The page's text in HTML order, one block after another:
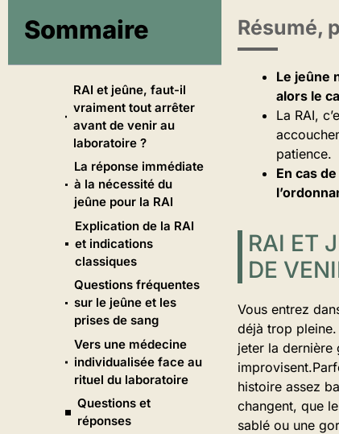
Sommaire
RAI et jeûne, faut-il
vraiment tout arrêter
avant de venir au
laboratoire ?
La réponse immédiate
à la nécessité du
jeûne pour la RAI
Explication de la RAI
et indications
classiques
Questions fréquentes
sur le jeûne et les
prises de sang
Vers une médecine
individualisée face au
rituel du laboratoire
Questions et
réponses
Résumé,
Le jeûne
alors le
La RAI,
patience.
En cas
RAI ET
DE
Vous entrez
déjà trop
jeter la dernière
histoire assez
changent, que
sablé ou une